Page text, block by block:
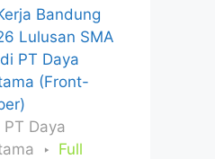
Bandung
Lulusan SMA
PT Daya
(Front-
PT Daya
Full